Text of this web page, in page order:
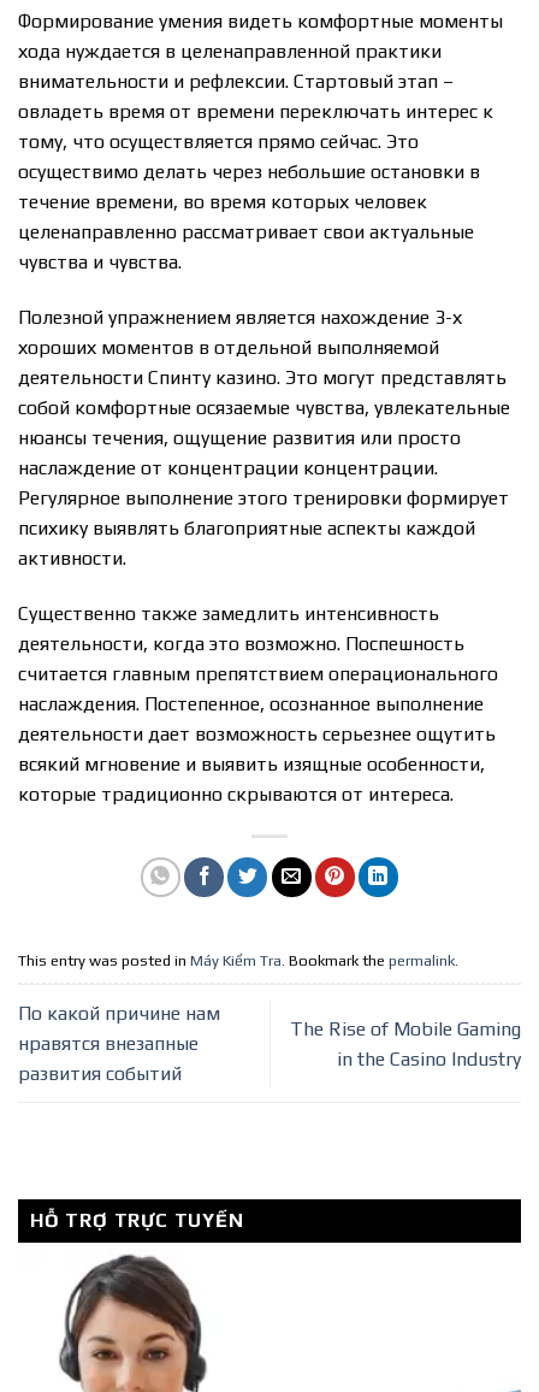
Формирование умения видеть комфортные моменты
хода нуждается в целенаправленной практики
внимательности и рефлексии. Стартовый этап –
овладеть время от времени переключать интерес к
тому, что осуществляется прямо сейчас. Это
осуществимо делать через небольшие остановки в
течение времени, во время которых человек
целенаправленно рассматривает свои актуальные
чувства и чувства.
Полезной упражнением является нахождение 3-х
хороших моментов в отдельной выполняемой
деятельности Спинту казино. Это могут представлять
собой комфортные осязаемые чувства, увлекательные
нюансы течения, ощущение развития или просто
наслаждение от концентрации концентрации.
Регулярное выполнение этого тренировки формирует
психику выявлять благоприятные аспекты каждой
активности.
Существенно также замедлить интенсивность
деятельности, когда это возможно. Поспешность
считается главным препятствием операционального
наслаждения. Постепенное, осознанное выполнение
деятельности дает возможность серьезнее ощутить
всякий мгновение и выявить изящные особенности,
которые традиционно скрываются от интереса.
This entry was posted in Máy Kiểm Tra. Bookmark the permalink.
По какой причине нам
нравятся внезапные
развития событий
The Rise of Mobile Gaming
in the Casino Industry
HỖ TRỢ TRỰC TUYẾN